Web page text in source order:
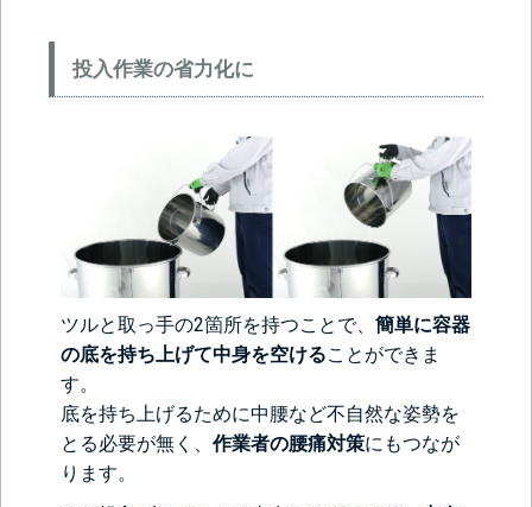
投入作業の省力化に
ツルと取っ手の2箇所を持つことで、 簡単に容器
の底を持ち上げて中身を空けることができま
す。
底を持ち上げるために中腰など不自然な姿勢を
とる必要が無く、 作業者の腰痛対策にもつなが
ります。